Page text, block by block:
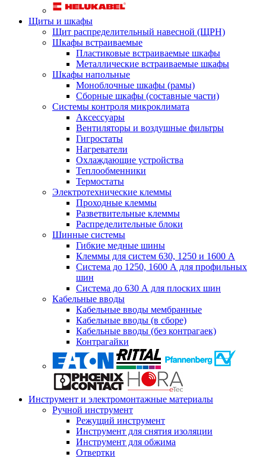
Щиты и шкафы
Щит распределительный навесной (ЩРН)
Шкафы встраиваемые
Пластиковые встраиваемые шкафы
Металлические встраиваемые шкафы
Шкафы напольные
Моноблочные шкафы (рамы)
Сборные шкафы (составные части)
Системы контроля микроклимата
Аксессуары
Вентиляторы и воздушные фильтры
Гигростаты
Нагреватели
Охлаждающие устройства
Теплообменники
Термостаты
Электротехнические клеммы
Проходные клеммы
Разветвительные клеммы
Распределительные блоки
Шинные системы
Гибкие медные шины
Клеммы для систем 630, 1250 и 1600 А
Система до 1250, 1600 А для профильных
шин
Система до 630 А для плоских шин
Кабельные вводы
Кабельные вводы мембранные
Кабельные вводы (в сборе)
Кабельные вводы (без контрагаек)
Контрагайки
Инструмент и электромонтажные материалы
Ручной инструмент
Режущий инструмент
Инструмент для снятия изоляции
Инструмент для обжима
Отвертки